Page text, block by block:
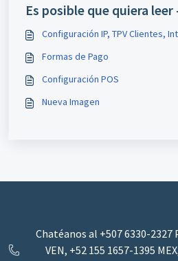
Es posible que quiera leer
Configuración IP, TPV Clientes,
Formas de Pago
Configuración POS
Nueva Imagen
Chatéanos al +507 6330-2327
VEN, +52 155 1657-1395